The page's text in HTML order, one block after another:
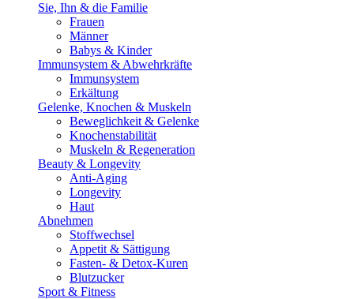
Sie, Ihn & die Familie
Frauen
Männer
Babys & Kinder
Immunsystem & Abwehrkräfte
Immunsystem
Erkältung
Gelenke, Knochen & Muskeln
Beweglichkeit & Gelenke
Knochenstabilität
Muskeln & Regeneration
Beauty & Longevity
Anti-Aging
Longevity
Haut
Abnehmen
Stoffwechsel
Appetit & Sättigung
Fasten- & Detox-Kuren
Blutzucker
Sport & Fitness